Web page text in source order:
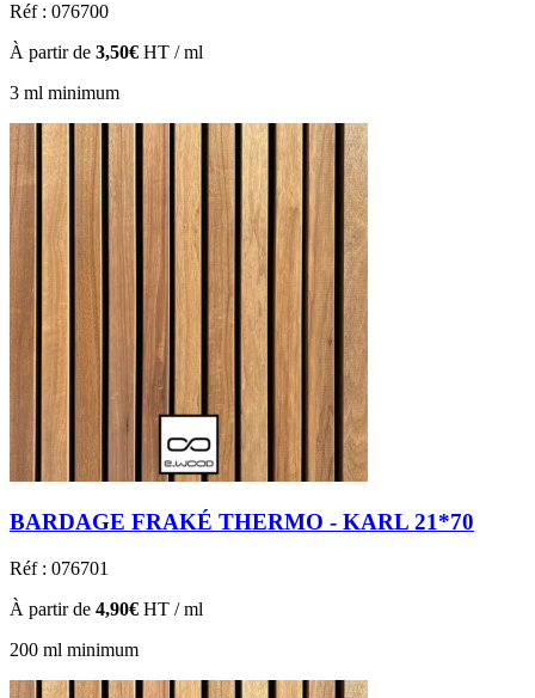
Réf : 076700
À partir de 3,50€ HT / ml
3 ml minimum
BARDAGE FRAKÉ THERMO - KARL 21*70
Réf : 076701
À partir de 4,90€ HT / ml
200 ml minimum